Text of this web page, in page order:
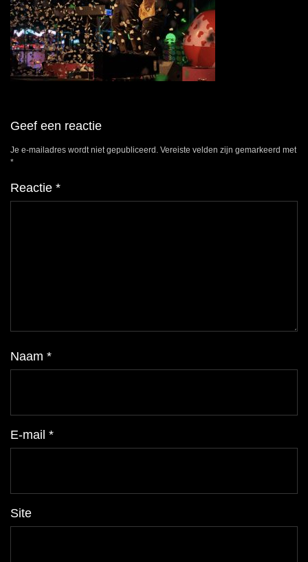
Geef een reactie
Je e-mailadres wordt niet gepubliceerd. Vereiste velden zijn gemarkeerd met
*
Reactie *
Naam *
E-mail *
Site